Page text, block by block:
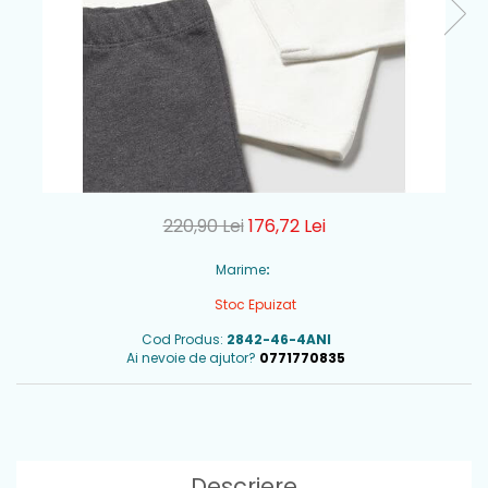
220,90 Lei176,72 Lei
Marime:
Stoc Epuizat
Cod Produs: 2842-46-4ANI
Ai nevoie de ajutor? 0771770835